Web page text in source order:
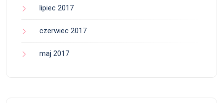
lipiec 2017
czerwiec 2017
maj 2017